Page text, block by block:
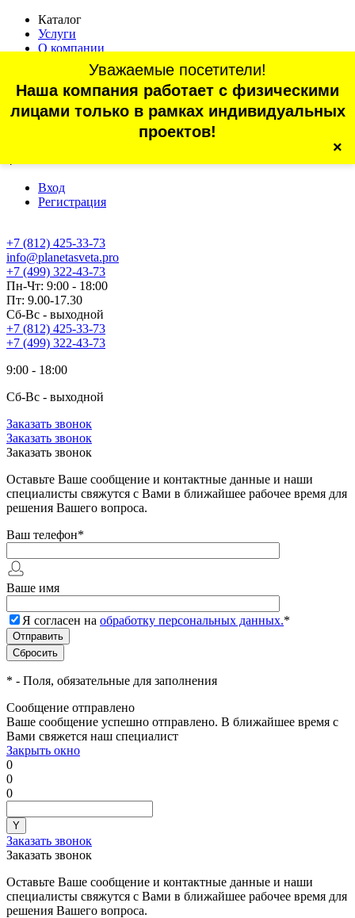
Каталог
Услуги
О компании
Статьи
Контакты
Отзывы
г. Санкт-Петербург, проспект Обуховской Обороны, 70, корп.
Вход
Регистрация
+7 (812) 425-33-73
Уважаемые посетители!
Наша компания работает с физическими
лицами только в рамках индивидуальных
проектов!
×
info@planetasveta.pro
+7 (499) 322-43-73
Пн-Чт: 9:00 - 18:00
Пт: 9.00-17.30
Сб-Вс - выходной
+7 (812) 425-33-73
+7 (499) 322-43-73
9:00 - 18:00
Сб-Вс - выходной
Заказать звонок
Заказать звонок
Заказать звонок
Оставьте Ваше сообщение и контактные данные и наши
специалисты свяжутся с Вами в ближайшее рабочее время для
решения Вашего вопроса.
Ваш телефон*
Ваше имя
Я согласен на обработку персональных данных.*
* - Поля, обязательные для заполнения
Сообщение отправлено
Ваше сообщение успешно отправлено. В ближайшее время с
Вами свяжется наш специалист
Закрыть окно
0
0
0
Заказать звонок
Заказать звонок
Оставьте Ваше сообщение и контактные данные и наши
специалисты свяжутся с Вами в ближайшее рабочее время для
решения Вашего вопроса.